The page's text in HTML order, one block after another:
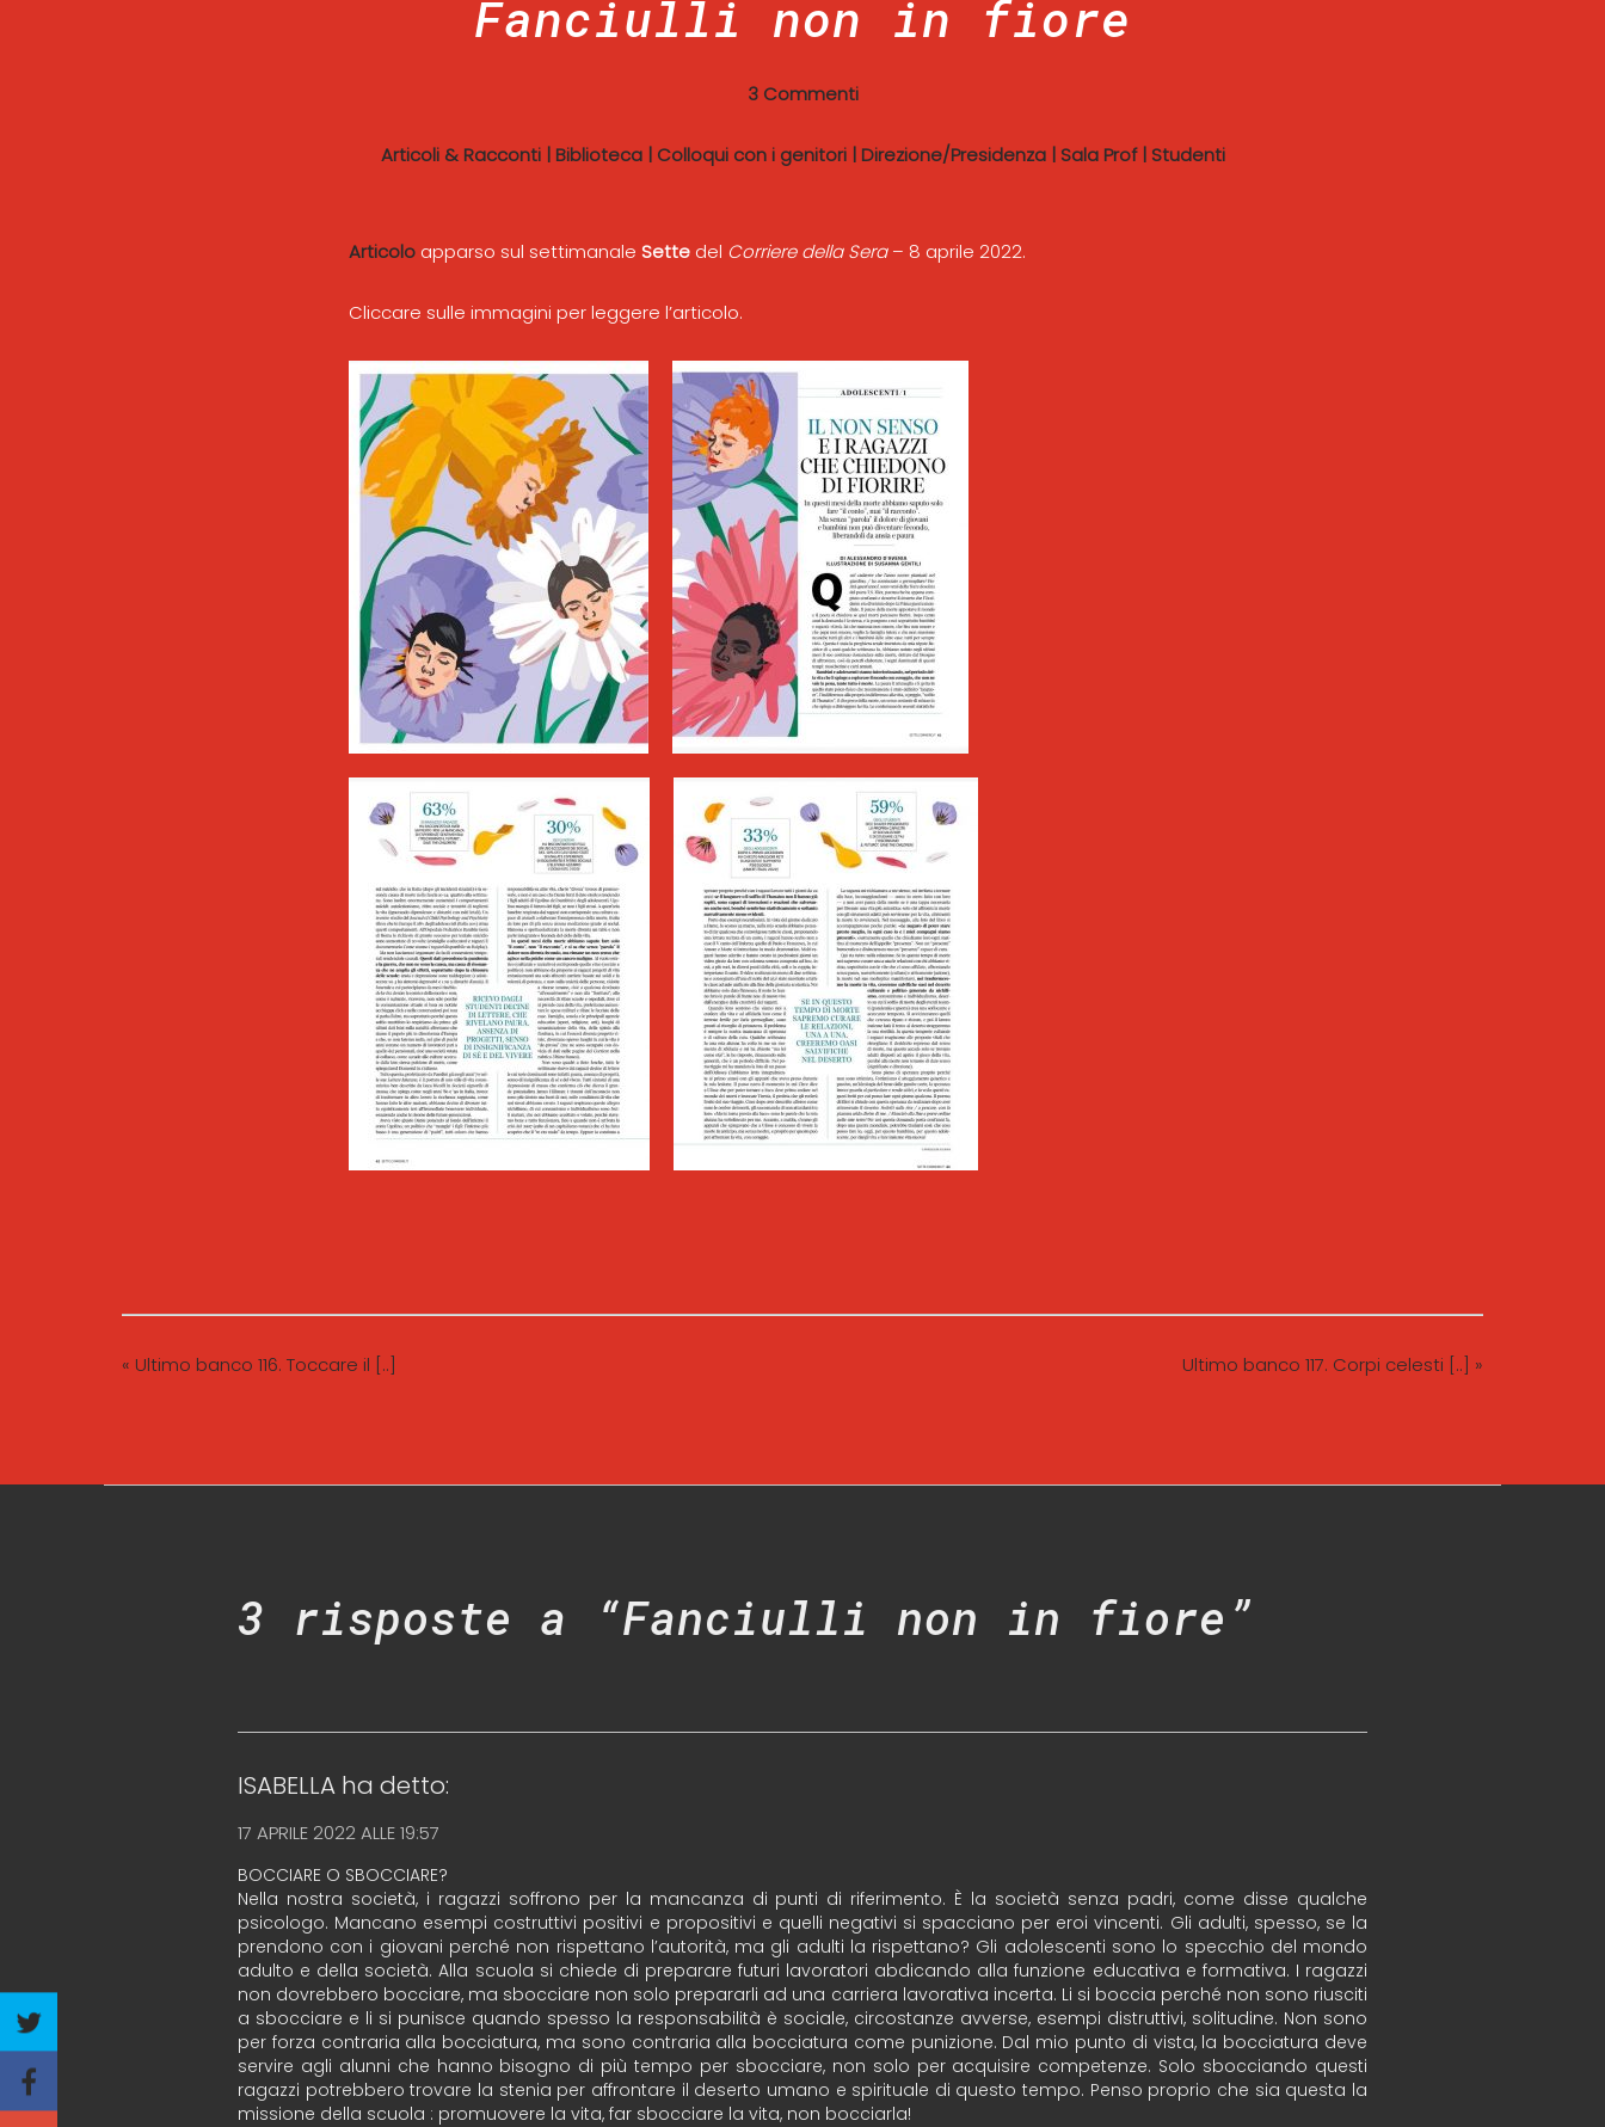
Fanciulli non in fiore
3 Commenti
Articoli & Racconti| Biblioteca| Colloqui con i genitori| Direzione/Presidenza| Sala Prof| Studenti
Articolo apparso sul settimanale Sette del Corriere della Sera– 8 aprile 2022.
Cliccare sulle immagini per leggere l’articolo.
« Ultimo banco 116. Toccare il [..] Ultimo banco 117. Corpi celesti [..] »
3 risposte a “Fanciulli non in fiore”
ISABELLA ha detto:
17 APRILE 2022 ALLE 19:57
BOCCIARE O SBOCCIARE?
Nella nostra società, i ragazzi soffrono per la mancanza di punti di riferimento. È la società senza padri, come disse qualche
psicologo. Mancano esempi costruttivi positivi e propositivi e quelli negativi si spacciano per eroi vincenti. Gli adulti, spesso, se la
prendono con i giovani perché non rispettano l’autorità, ma gli adulti la rispettano? Gli adolescenti sono lo specchio del mondo
adulto e della società. Alla scuola si chiede di preparare futuri lavoratori abdicando alla funzione educativa e formativa. I ragazzi
non dovrebbero bocciare, ma sbocciare non solo prepararli ad una carriera lavorativa incerta. Li si boccia perché non sono riusciti
a sbocciare e li si punisce quando spesso la responsabilità è sociale, circostanze avverse, esempi distruttivi, solitudine. Non sono
per forza contraria alla bocciatura, ma sono contraria alla bocciatura come punizione. Dal mio punto di vista, la bocciatura deve
servire agli alunni che hanno bisogno di più tempo per sbocciare, non solo per acquisire competenze. Solo sbocciando questi
ragazzi potrebbero trovare la stenia per affrontare il deserto umano e spirituale di questo tempo. Penso proprio che sia questa la
missione della scuola : promuovere la vita, far sbocciare la vita, non bocciarla!